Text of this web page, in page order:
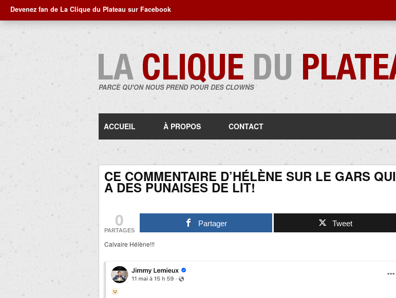
Devenez fan de La Clique du Plateau sur Facebook
PARCE QU'ON NOUS PREND POUR DES CLOWNS
au
ACCUEIL À PROPOS CONTACT
CE COMMENTAIRE D’HÉLÈNE SUR LE GARS QUI
A DES PUNAISES DE LIT!
0
PARTAGES
Partager Tweet
Calvaire Hélène!!!